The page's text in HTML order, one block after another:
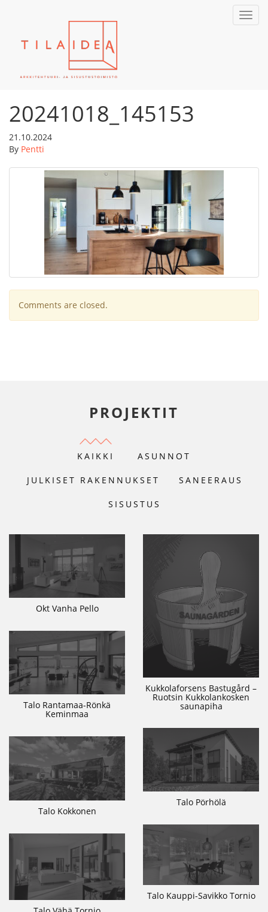
20241018_145153
21.10.2024
By Pentti
Comments are closed.
PROJEKTIT
KAIKKI ASUNNOT
JULKISET RAKENNUKSET SANEERAUS
SISUSTUS
Okt Vanha Pello
Kukkolaforsens Bastugård –
Ruotsin Kukkolankosken
saunapiha
Talo Rantamaa-Rönkä
Keminmaa
Talo Pörhölä
Talo Kokkonen
Talo Kauppi-Savikko Tornio